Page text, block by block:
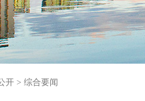
开 > 综合要闻